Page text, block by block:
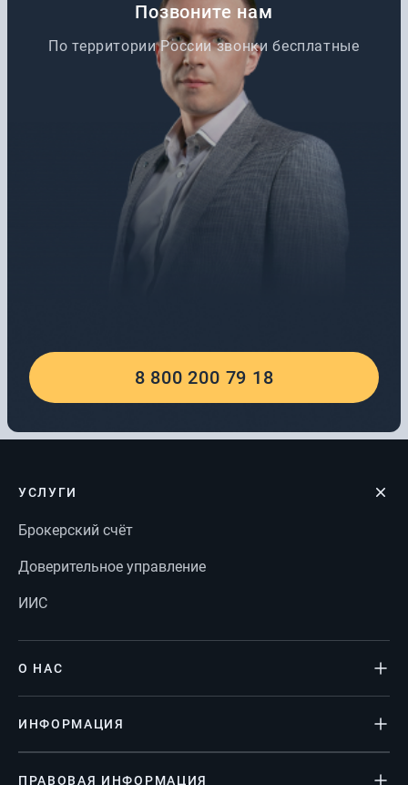
Позвоните нам
По территории России звонки бесплатные
8 800 200 79 18
УСЛУГИ
Брокерский счёт
Доверительное управление
ИИС
О НАС
ИНФОРМАЦИЯ
ПРАВОВАЯ ИНФОРМАЦИЯ